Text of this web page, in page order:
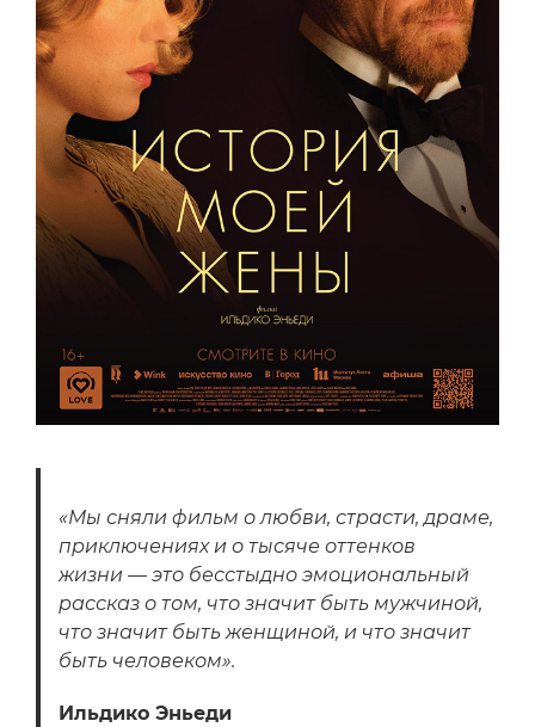
«Мы сняли фильм о любви, страсти, драме,
приключениях и о тысяче оттенков
жизни — это бесстыдно эмоциональный
рассказ о том, что значит быть мужчиной,
что значит быть женщиной, и что значит
быть человеком».
Ильдико Эньеди